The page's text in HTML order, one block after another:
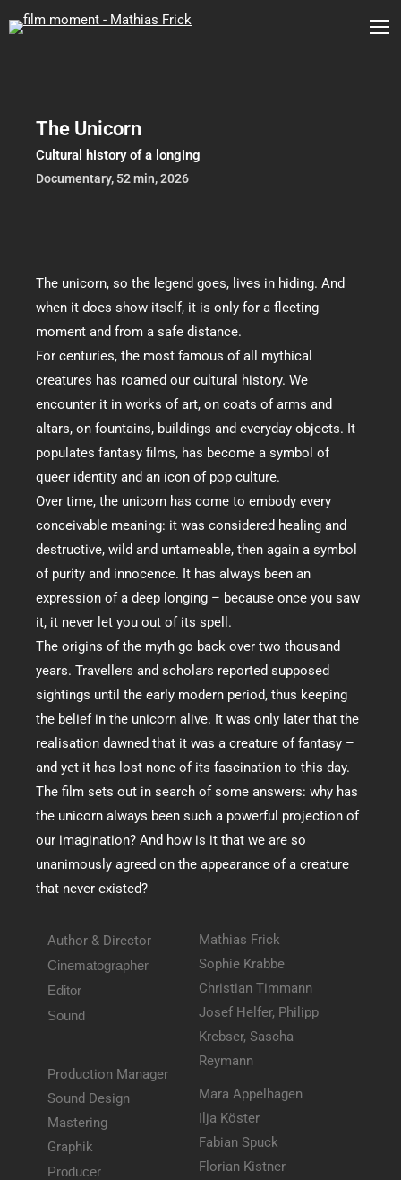
The Unicorn
Cultural history of a longing
Documentary, 52 min, 2026
The unicorn, so the legend goes, lives in hiding. And
when it does show itself, it is only for a fleeting
moment and from a safe distance.
For centuries, the most famous of all mythical
creatures has roamed our cultural history. We
encounter it in works of art, on coats of arms and
altars, on fountains, buildings and everyday objects. It
populates fantasy films, has become a symbol of
queer identity and an icon of pop culture.
Over time, the unicorn has come to embody every
conceivable meaning: it was considered healing and
destructive, wild and untameable, then again a symbol
of purity and innocence. It has always been an
expression of a deep longing – because once you saw
it, it never let you out of its spell.
The origins of the myth go back over two thousand
years. Travellers and scholars reported supposed
sightings until the early modern period, thus keeping
the belief in the unicorn alive. It was only later that the
realisation dawned that it was a creature of fantasy –
and yet it has lost none of its fascination to this day.
The film sets out in search of some answers: why has
the unicorn always been such a powerful projection of
our imagination? And how is it that we are so
unanimously agreed on the appearance of a creature
that never existed?
Author & Director
Cinematographer
Editor
Sound
Production Manager
Sound Design
Mastering
Graphik
Producer
Mathias Frick
Sophie Krabbe
Christian Timmann
Josef Helfer, Philipp
Krebser, Sascha
Reymann
Mara Appelhagen
Ilja Köster
Fabian Spuck
Florian Kistner